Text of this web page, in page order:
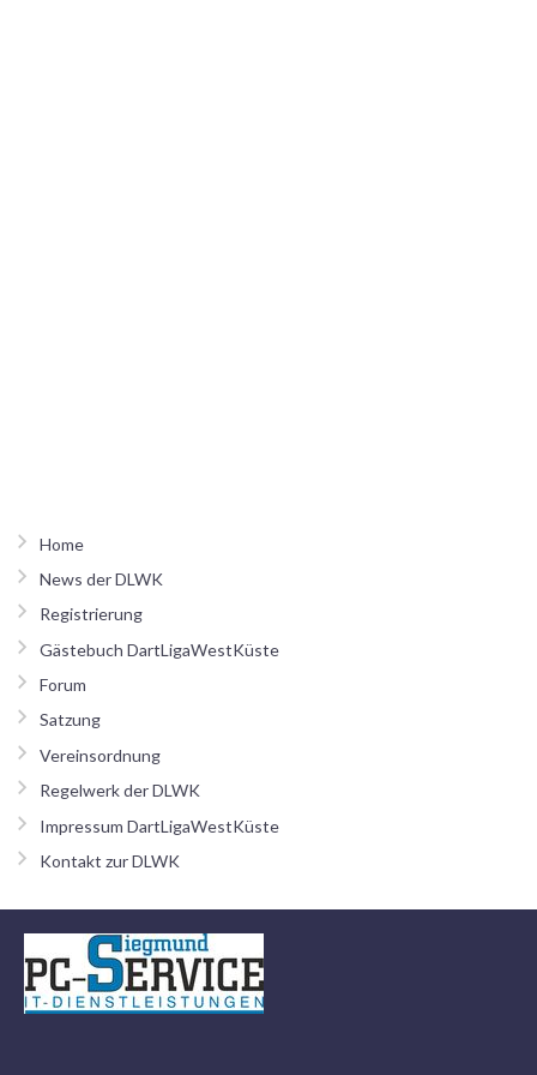
Home
News der DLWK
Registrierung
Gästebuch DartLigaWestKüste
Forum
Satzung
Vereinsordnung
Regelwerk der DLWK
Impressum DartLigaWestKüste
Kontakt zur DLWK